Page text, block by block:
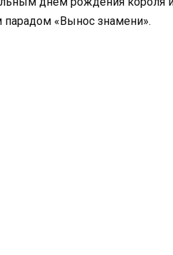
«Вынос знамени».